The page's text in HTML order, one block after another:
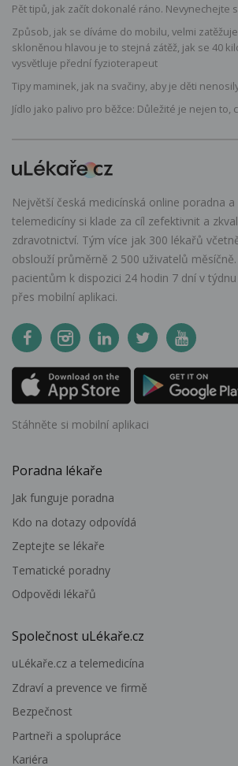
Pět tipů, jak začít dokonalé ráno. Nevynechejte
Způsob, jak se díváme do mobilu, velmi
skloněnou hlavou je to stejná zátěž, jak se 40
vysvětluje přední fyzioterapeut
Tipy maminek, jak na svačiny, aby je děti
Jídlo jako palivo pro běžce: Důležité je nejen to,
Největší česká medicínská online poradna
telemedicíny si klade za cíl zefektivnit a
zdravotnictví. Tým více jak 300 lékařů
obslouží průměrně 2 500 uživatelů
pacientům k dispozici 24 hodin 7 dní v
přes mobilní aplikaci.
Stáhněte si mobilní aplikaci
Poradna lékaře
Jak funguje poradna
Kdo na dotazy odpovídá
Zeptejte se lékaře
Tematické poradny
Odpovědi lékařů
Společnost uLékaře.cz
uLékaře.cz a telemedicína
Zdraví a prevence ve firmě
Bezpečnost
Partneři a spolupráce
Kariéra